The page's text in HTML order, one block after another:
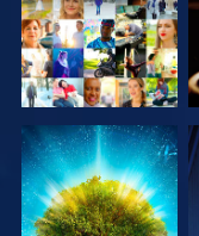
בדוק את הסדרה